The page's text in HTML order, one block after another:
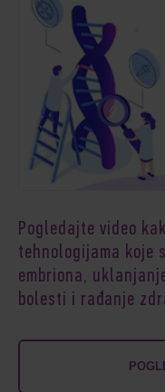
Pogledajte video
tehnologijama koje
embriona,
bolesti i rađanje